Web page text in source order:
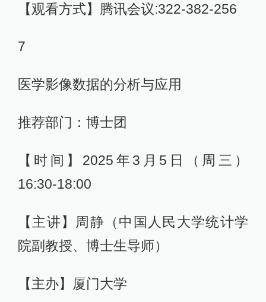
【观看方式】腾讯会议:322-382-256
7
医学影像数据的分析与应用
推荐部门：博士团
【时间】2025年3月5日（周三）
16:30-18:00
【主讲】周静（中国人民大学统计学
院副教授、博士生导师）
【主办】厦门大学